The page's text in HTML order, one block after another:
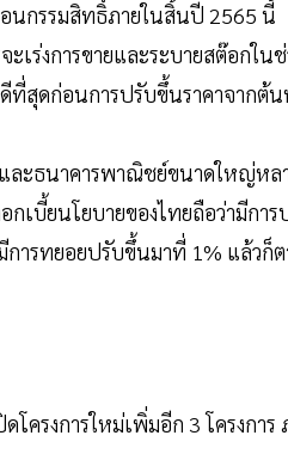
นกรรมสิทธิ์ภายในสิ้นปี 2565 นี้
เร่งการขายและระบายสต๊อกใน
ที่สุดก่อนการปรับขึ้นราคาจากต้
และธนาคารพาณิชย์ขนาดใหญ่หล
เบี้ยนโยบายของไทยถือว่ามีกา
ารทยอยปรับขึ้นมาที่ 1% แล้วก็ต
ครงการใหม่เพิ่มอีก 3 โครงกา